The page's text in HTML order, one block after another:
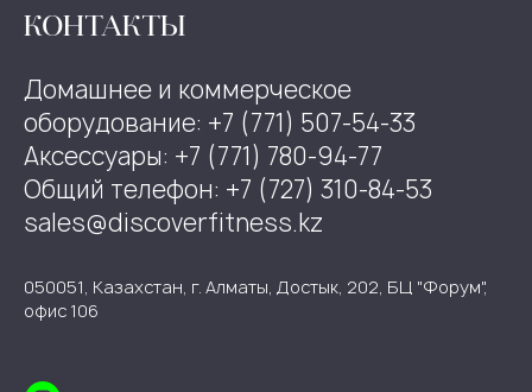
КОНТАКТЫ
Домашнее и коммерческое
оборудование: +7 (771) 507-54-33
Аксессуары: +7 (771) 780-94-77
Общий телефон: +7 (727) 310-84-53
sales@discoverfitness.kz
050051, Казахстан, г. Алматы, Достык, 202, БЦ "Форум",
офис 106